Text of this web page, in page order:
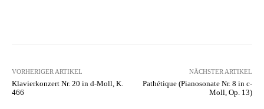
VORHERIGER ARTIKEL
Klavierkonzert Nr. 20 in d-Moll, K.
466
NÄCHSTER ARTIKEL
Pathétique (Pianosonate Nr. 8 in c-
Moll, Op. 13)